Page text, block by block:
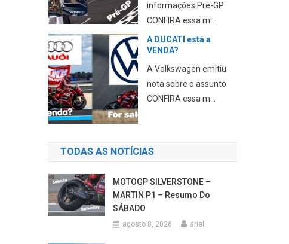
informações Pré-GP
CONFIRA essa m...
A DUCATI está a
VENDA?
A Volkswagen emitiu
nota sobre o assunto
CONFIRA essa m...
TODAS AS NOTÍCIAS
MOTOGP SILVERSTONE –
MARTIN P1 – Resumo Do
SÁBADO
agosto 8, 2026 ariel